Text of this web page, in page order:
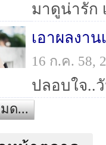
มาดูน่ารัก
เอาผลงา
16 ก.ค. 58,
ด...